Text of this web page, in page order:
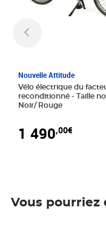
Nouvelle Attitude
Vélo électrique du
reconditionné - Taille normale -
Noir/ Rouge
1 490,00€
Vous pourriez